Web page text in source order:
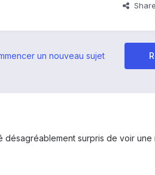
Share
un nouveau sujet
surpris de voir une